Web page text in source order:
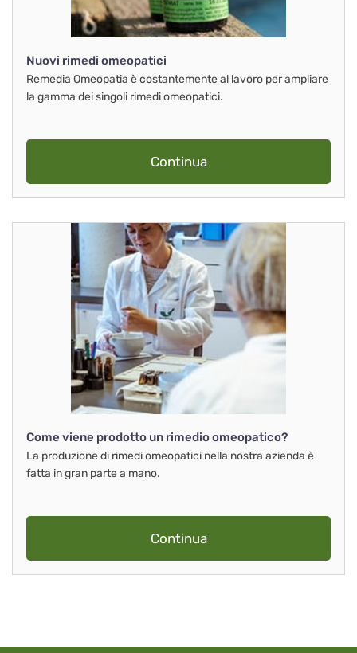
Nuovi rimedi omeopatici
Remedia Omeopatia è costantemente al lavoro per ampliare
la gamma dei singoli rimedi omeopatici.
Continua
Come viene prodotto un rimedio omeopatico?
La produzione di rimedi omeopatici nella nostra azienda è
fatta in gran parte a mano.
Continua